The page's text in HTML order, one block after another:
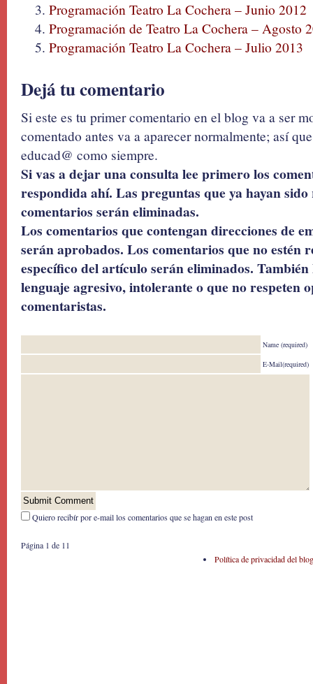
Programación Teatro La Cochera – Junio 2012
Programación de Teatro La Cochera – Agosto
Programación Teatro La Cochera – Julio 2013
Dejá tu comentario
Si este es tu primer comentario en el blog va a ser
comentado antes va a aparecer normalmente; así
educad@ como siempre.
Si vas a dejar una consulta lee primero los
respondida ahí. Las preguntas que ya hayan
comentarios serán eliminadas.
Los comentarios que contengan direcciones de
serán aprobados. Los comentarios que no estén
específico del artículo serán eliminados.
lenguaje agresivo, intolerante o que no respeten
comentaristas.
Name (required)
E-Mail(required)
Quiero recibír por e-mail los comentarios que se hagan en este post
Página 1 de 1 1
Política de privacidad del